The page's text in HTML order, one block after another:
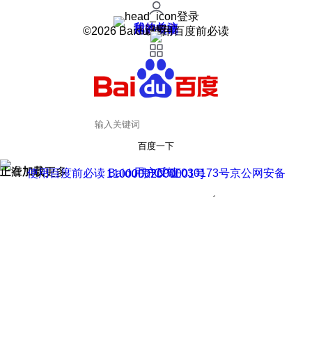
登录
我的关注
我的收藏
皮肤中心
用户反馈
设置
©2026 Baidu 使用百度前必读
百度一下
正在加载
上滑加载更多 用户反馈
使用百度前必读 Baidu 京ICP证030173号
京公网安备11000002000001号